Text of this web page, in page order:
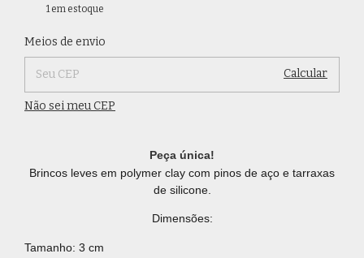
1em estoque
Entregas para o CEP:
Meios de envio
Calcular
Não sei meu CEP
Peça única!
Brincos leves em polymer clay com pinos de aço e tarraxas
de silicone.
Dimensões:
Tamanho: 3 cm